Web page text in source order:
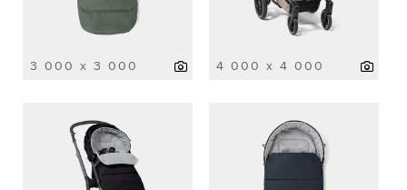
3 000 x 3 000 4 000 x 4 000